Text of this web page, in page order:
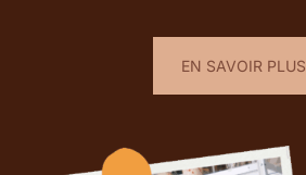
EN SAVOIR PLUS